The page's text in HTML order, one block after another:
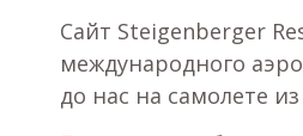
Сайт Steigenberger
международного
до нас на самолете